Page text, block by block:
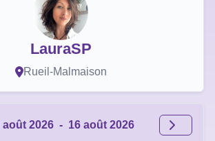
LauraSP
Rueil-Malmaison
août 2026 - 16 août 2026